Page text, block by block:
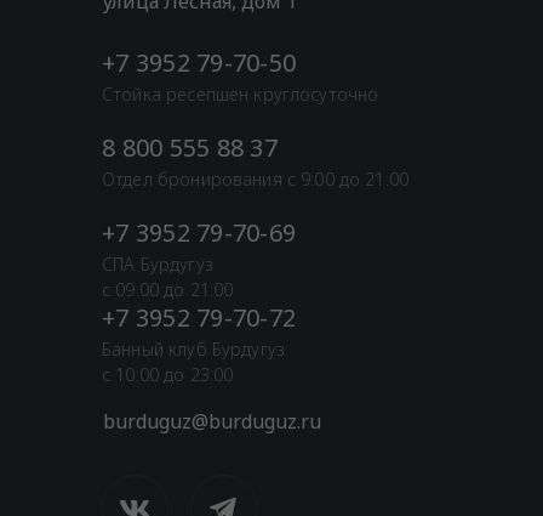
Стойка ресепшен круглосуточно
+7 3952 79-70-50
burduguz@burduguz.ru
8 800 555 88 37
Отдел бронирования с 9:00 до 21:00
Банный клуб Бурдугуз
с 10:00 до 23:00
+7 3952 79-70-72
+7 3952 79-70-69
СПА Бурдугуз
с 09:00 до 21:00